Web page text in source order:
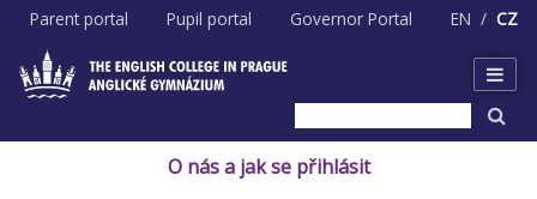
Skip
content
Parent portal Pupil portal Governor Portal EN CZ
O nás a jak se přihlásit